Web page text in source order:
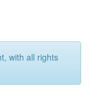
with all rights